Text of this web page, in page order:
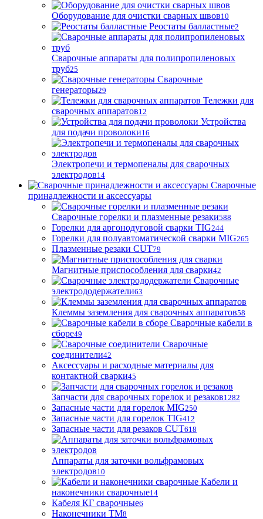
Оборудование для очистки сварных швов10
Реостаты балластные2
Сварочные аппараты для полипропиленовых
труб25
Сварочные
генераторы29
Тележки для
сварочных аппаратов12
Устройства
для подачи проволоки16
Электропечи и термопеналы для сварочных
электродов14
Сварочные
принадлежности и аксессуары
Сварочные горелки и плазменные резаки588
Горелки для аргонодуговой сварки TIG244
Горелки для полуавтоматической сварки MIG265
Плазменные резаки CUT79
Магнитные приспособления для сварки42
Сварочные
электрододержатели63
Клеммы заземления для сварочных аппаратов58
Сварочные кабели в
сборе49
Сварочные
соединители42
Аксессуары и расходные материалы для
контактной сварки45
Запчасти для сварочных горелок и резаков1282
Запасные части для горелок MIG250
Запасные части для горелок TIG412
Запасные части для резаков CUT618
Аппараты для заточки вольфрамовых
электродов10
Кабели и
наконечники сварочные14
Кабеля КГ сварочные6
Наконечники ТМ8